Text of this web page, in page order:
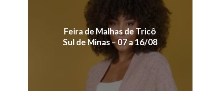
Feira de Malhas de Tricô
Sul de Minas – 07 a 16/08